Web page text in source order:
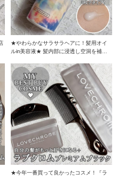
★やわらかなサラサラヘアに！髪用オイ
ルin美容液★ 髪内部に浸透し空洞を補修
★今年一番買って良かったコスメ！『ラ